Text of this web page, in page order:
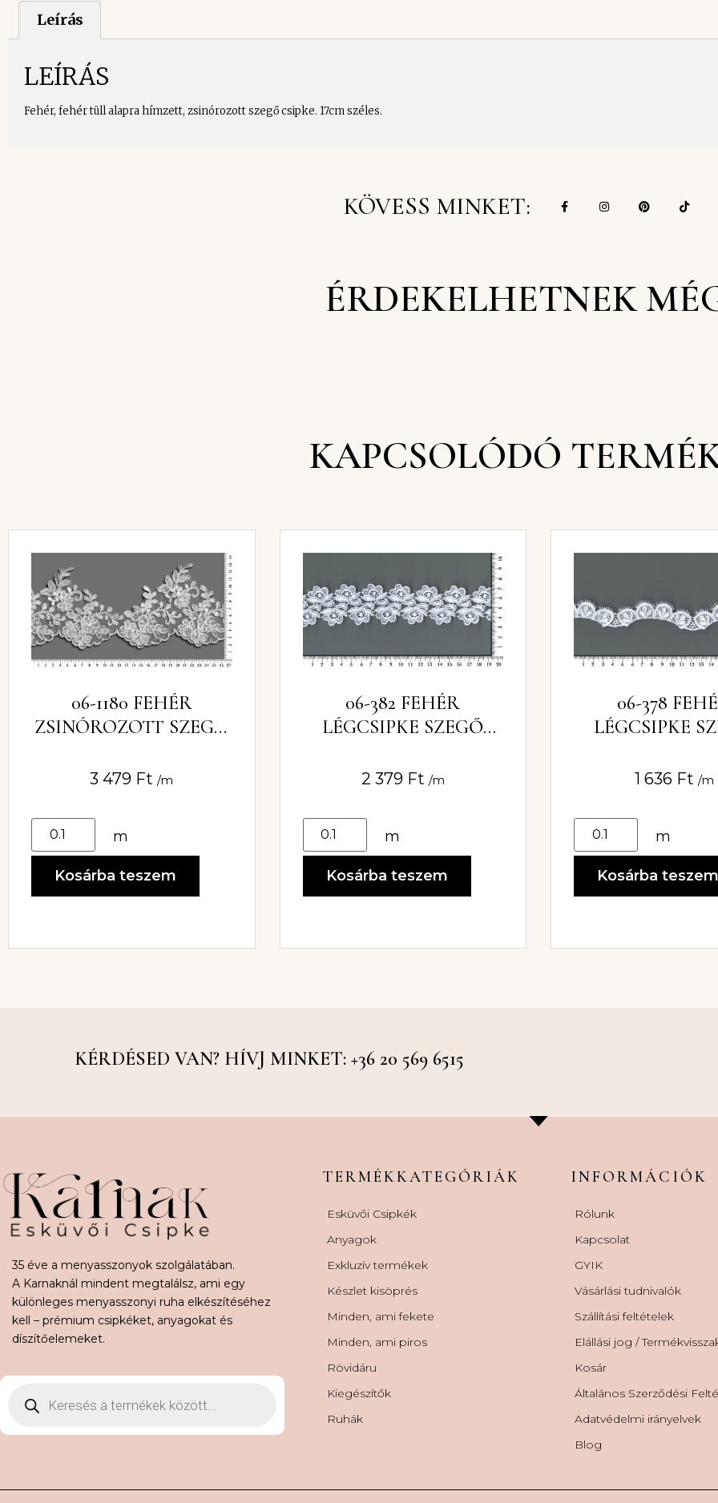
Leírás
LEÍRÁS
Fehér, fehér tüll alapra hímzett, zsinórozott szegő csipke. 17cm széles.
KÖVESS MINKET:
ÉRDEKELHETNEK
KAPCSOLÓDÓ
06-1180 FEHÉR
ZSINÓROZOTT SZEGŐ
3 479 Ft /m
m
Kosárba teszem
06-382 FEHÉR
LÉGCSIPKE SZEGŐ
2 379 Ft /m
m
Kosárba teszem
06-378
LÉGCSIPKE
1 636 Ft /m
m
Kosárba teszem
KÉRDÉSED VAN? HÍVJ MINKET: +36 20 569 6515
35 éve a menyasszonyok szolgálatában.
A Karnaknál mindent megtalálsz, ami egy
különleges menyasszonyi ruha elkészítéséhez
kell – prémium csipkéket, anyagokat és
díszítőelemeket.
TERMÉKKATEGÓRIÁK
Esküvői Csipkék
Anyagok
Exkluzív termékek
Készlet kisöprés
Minden, ami fekete
Minden, ami piros
Rövidáru
Kiegészítők
Ruhák
INFORMÁCIÓK
Rólunk
Kapcsolat
GYIK
Vásárlási tudnivalók
Szállítási feltételek
Elállási jog /
Kosár
Általános Szerződési
Adatvédelmi irányelvek
Blog